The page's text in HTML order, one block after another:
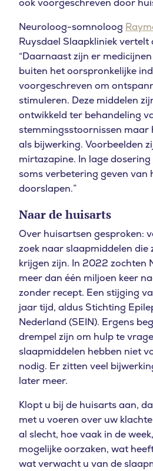
ook voorgeschreven door
Neuroloog-somnoloog
Ruysdael Slaapkliniek vertelt
“Daarnaast zijn er
buiten het oorspronkelijke
voorgeschreven om
stimuleren. Deze middelen
ontwikkeld ter behandeling
stemmingsstoornissen maar
als bijwerking. Voorbeelden
mirtazapine. In lage
soms verbetering geven van
doorslapen.”
Naar de huisarts
Over huisartsen gesproken:
zoek naar slaapmiddelen die
krijgen zijn. In 2022 zochten
meer dan één miljoen keer
zonder recept. Een stijging
jaar tijd, aldus Stichting
Nederland (SEIN). Ergens
drempel zijn om hulp te
slaapmiddelen hebben niet
nodig. Er zitten veel
later meer.
Klopt u bij de huisarts aan,
met u voeren over uw
al slecht, hoe vaak in de
mogelijke oorzaken, wat
wat verwacht u van de